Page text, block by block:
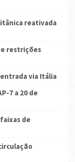
reativada
restrições
via Itália
7 a 20 de
de